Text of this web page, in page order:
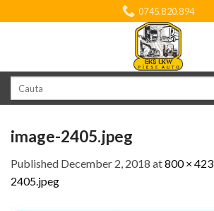
to
0745.820.894
image-2405.jpeg
Published December 2, 2018 at800 × 423
2405.jpeg